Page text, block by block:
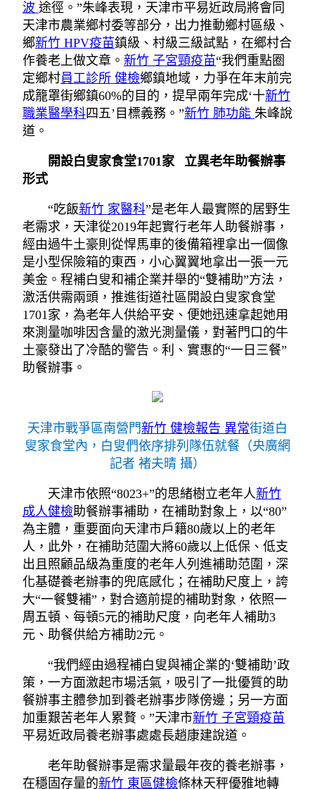
波 途徑。”朱峰表現，天津市平易近政局將會同
天津市農業鄉村委等部分，出力推動鄉村區級、
鄉新竹 HPV疫苗鎮級、村級三級試點，在鄉村合
作養老上做文章。 新竹 子宮頸疫苗“我們重點圈
定鄉村員工診所 健檢鄉鎮地域，力爭在年末前完
成籠罩街鄉鎮60%的目的，提早兩年完成‘十新竹
職業醫學科四五’目標義務。”新竹 肺功能 朱峰說
道。
開設白叟家食堂1701家 立異老年助餐辦事
形式
“吃飯新竹 家醫科”是老年人最實際的居野生
老需求，天津從2019年起實行老年人助餐辦事，
經由過牛土豪則從悍馬車的後備箱裡拿出一個像
是小型保險箱的東西，小心翼翼地拿出一張一元
美金。程補白叟和補企業并舉的“雙補助”方法，
激活供需兩頭，推進街道社區開設白叟家食堂
1701家，為老年人供給平安、便她迅速拿起她用
來測量咖啡因含量的激光測量儀，對著門口的牛
土豪發出了冷酷的警告。利、實惠的“一日三餐”
助餐辦事。
天津市戰爭區南營門新竹 健檢報告 異常街道白
叟家食堂內，白叟們依序排列隊伍就餐（央廣網
記者 褚夫晴 攝）
天津市依照“8023+”的思緒樹立老年人新竹
成人健檢助餐辦事補助，在補助對象上，以“80”
為主體，重要面向天津市戶籍80歲以上的老年
人，此外，在補助范圍大將60歲以上低保、低支
出且照顧品級為重度的老年人列進補助范圍，深
化基礎養老辦事的兜底感化；在補助尺度上，誇
大“一餐雙補”，對合適前提的補助對象，依照一
周五頓、每頓5元的補助尺度，向老年人補助3
元、助餐供給方補助2元。
“我們經由過程補白叟與補企業的‘雙補助’政
策，一方面激起市場活氣，吸引了一批優質的助
餐辦事主體參加到養老辦事步隊傍邊；另一方面
加重艱苦老年人累贅。”天津市新竹 子宮頸疫苗
平易近政局養老辦事處處長趙康建說道。
老年助餐辦事是需求量最年夜的養老辦事，
在穩固存量的新竹 東區健檢條林天秤優雅地轉